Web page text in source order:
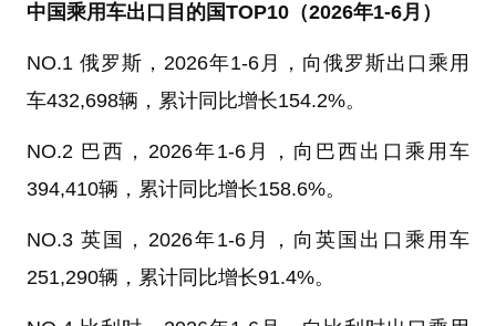
中国乘用车出口目的国TOP10（2026年1-6月）
NO.1 俄罗斯，2026年1-6月，向俄罗斯出口乘用
车432,698辆，累计同比增长154.2%。
NO.2 巴西，2026年1-6月，向巴西出口乘用车
394,410辆，累计同比增长158.6%。
NO.3 英国，2026年1-6月，向英国出口乘用车
251,290辆，累计同比增长91.4%。